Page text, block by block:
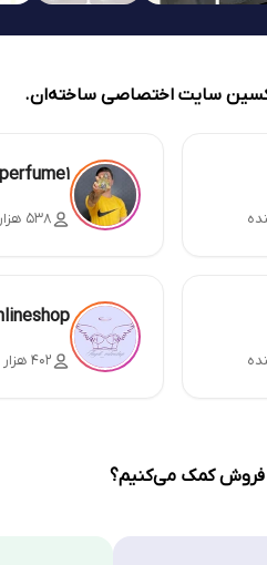
سایت اختصاصی ساخته‌ان.
۵۳۸ هزار دنبال‌کننده
۴۰۲ هزار دنبال‌کننده
فروش کمک می‌کنیم؟